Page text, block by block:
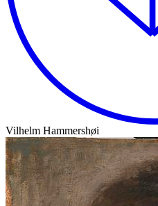
Vilhelm Hammershøi